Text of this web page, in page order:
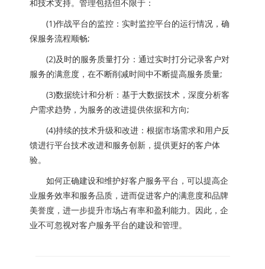
和技术支持。管理包括但不限于：
(1)作战平台的监控：实时监控平台的运行情况，确
保服务流程顺畅;
(2)及时的服务质量打分：通过实时打分记录客户对
服务的满意度，在不断削减时间中不断提高服务质量;
(3)数据统计和分析：基于大数据技术，深度分析客
户需求趋势，为服务的改进提供依据和方向;
(4)持续的技术升级和改进：根据市场需求和用户反
馈进行平台技术改进和服务创新，提供更好的客户体
验。
如何正确建设和维护好客户服务平台，可以提高企
业服务效率和服务品质，进而促进客户的满意度和品牌
美誉度，进一步提升市场占有率和盈利能力。因此，企
业不可忽视对客户服务平台的建设和管理。